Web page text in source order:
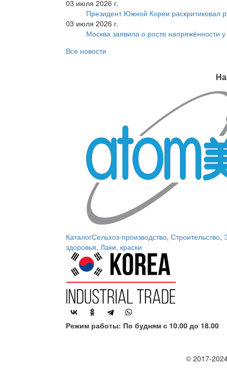
03 июля 2026 г.
Президент Южной Кореи раскритиковал
03 июля 2026 г.
Москва заявила о росте
Все новости
КаталогСельхоз-производство, Строительство,
здоровья, Лаки, краски
Режим работы: По будням с 10.00 до 18.00
© 2017-